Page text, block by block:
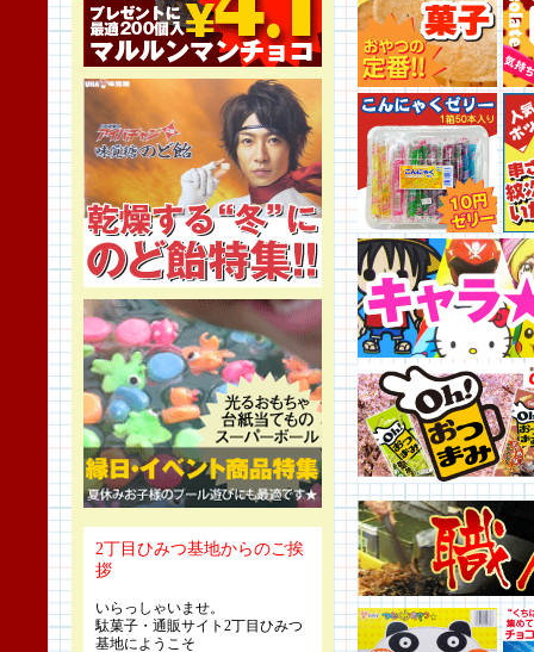
2丁目ひみつ基地からのご挨
拶
いらっしゃいませ。
駄菓子・通販サイト2丁目ひみつ
基地にようこそ